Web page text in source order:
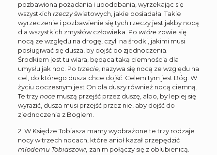
pozbawiona pożądania i upodobania, wyrzekając się
wszystkich rzeczyświatowych, jakie posiadała. Takie
wyrzeczenie i pozbawienie się tych rzeczy jest jakby nocą
dla wszystkich zmysłów człowieka. Po wtórezowie się
nocą ze względu na drogę, czyli na środki, jakimi musi
posługiwać się dusza, by dojść do zjednoczenia.
Środkiem jest tu wiara, będąca taką ciemnością dla
umysłu jak noc. Po trzecie, nazywa się nocą ze względu na
cel, do którego dusza chce dojść. Celem tym jest Bóg. W
życiu doczesnym jest On dla duszy również nocą ciemną.
Te trzy nocemuszą przejść przez duszę, albo, by lepiej się
wyrazić, dusza musi przejść przez nie, aby dojść do
zjednoczenia z Bogiem.
2. W Księdze Tobiasza mamy wyobrażone te trzy rodzaje
nocy w trzech nocach, które anioł kazał przepędzić
młodemu Tobiaszowi, zanim połączy się z oblubienicą.